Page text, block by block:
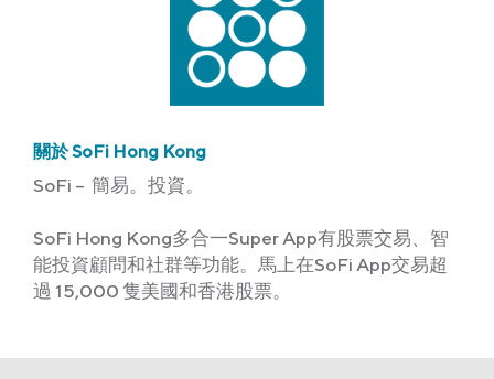
關於 SoFi Hong Kong
SoFi – 簡易。投資。
SoFi Hong Kong多合一Super App有股票交易、智
能投資顧問和社群等功能。馬上在SoFi App交易超
過 15,000 隻美國和香港股票。